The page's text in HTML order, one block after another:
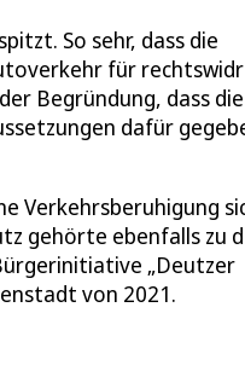
So sehr, dass die
für
Begründung, dass die
dafür
Verkehrsberuhigung
gehörte ebenfalls zu
„Deutzer
von 2021.